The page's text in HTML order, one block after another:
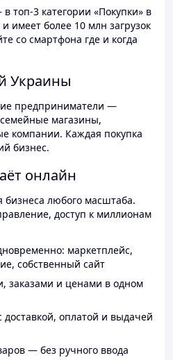
топ-3 категории «Покупки» в
имеет более 10 млн загрузок
со смартфона где и когда
Украины
предприниматели —
магазины,
компании. Каждая покупка
бизнес.
онлайн
любого масштаба.
доступ к миллионам
маркетплейс,
собственный сайт
заказами и ценами в одном
доставкой, оплатой и выдачей
— без ручного ввода